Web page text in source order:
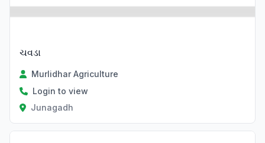
ચવડા
Murlidhar Agriculture
Login to view
Junagadh